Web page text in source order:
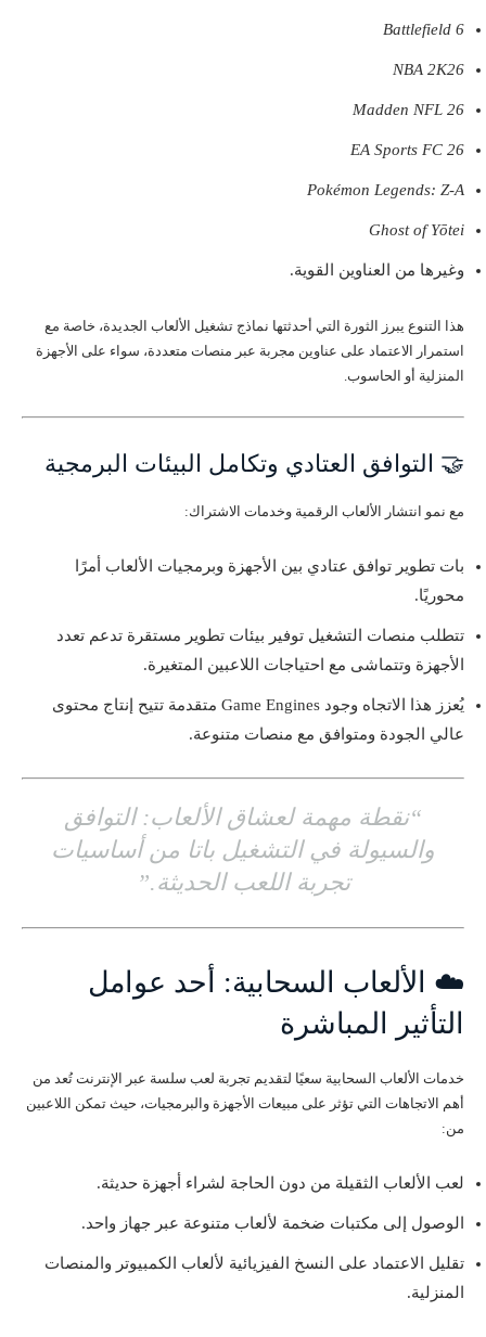
Battlefield 6
NBA 2K26
Madden NFL 26
EA Sports FC 26
Pokémon Legends: Z-A
Ghost of Yōtei
وغيرها من العناوين القوية.
هذا التنوع يبرز الثورة التي أحدثتها نماذج تشغيل الألعاب الجديدة، خاصة مع
استمرار الاعتماد على عناوين مجربة عبر منصات متعددة، سواء على الأجهزة
المنزلية أو الحاسوب.
🤝 التوافق العتادي وتكامل البيئات البرمجية
مع نمو انتشار الألعاب الرقمية وخدمات الاشتراك:
بات تطوير توافق عتادي بين الأجهزة وبرمجيات الألعاب أمرًا
محوريًا.
تتطلب منصات التشغيل توفير بيئات تطوير مستقرة تدعم تعدد
الأجهزة وتتماشى مع احتياجات اللاعبين المتغيرة.
يُعزز هذا الاتجاه وجود Game Engines متقدمة تتيح إنتاج محتوى
عالي الجودة ومتوافق مع منصات متنوعة.
“نقطة مهمة لعشاق الألعاب: التوافق
والسيولة في التشغيل باتا من أساسيات
تجربة اللعب الحديثة.”
☁️ الألعاب السحابية: أحد عوامل
التأثير المباشرة
خدمات الألعاب السحابية سعيًا لتقديم تجربة لعب سلسة عبر الإنترنت تُعد من
أهم الاتجاهات التي تؤثر على مبيعات الأجهزة والبرمجيات، حيث تمكن اللاعبين
من:
لعب الألعاب الثقيلة من دون الحاجة لشراء أجهزة حديثة.
الوصول إلى مكتبات ضخمة لألعاب متنوعة عبر جهاز واحد.
تقليل الاعتماد على النسخ الفيزيائية لألعاب الكمبيوتر والمنصات
المنزلية.